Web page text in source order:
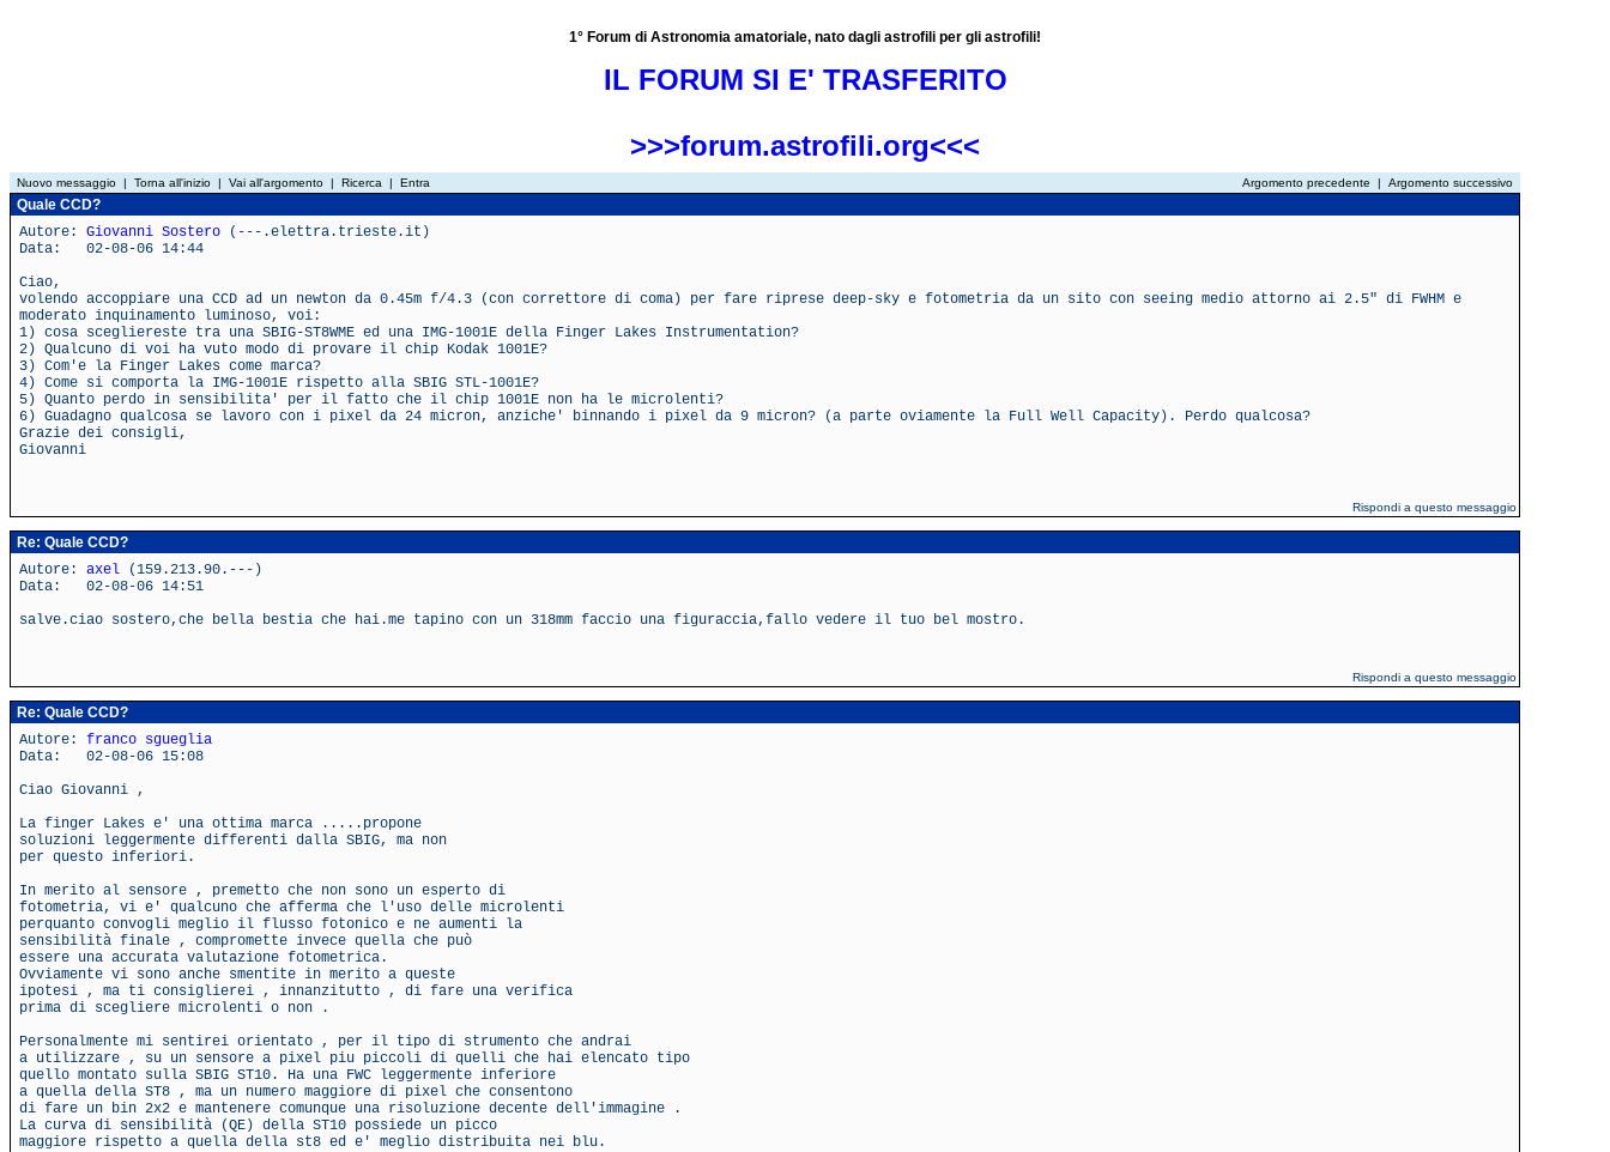
1° Forum di Astronomia amatoriale, nato dagli astrofili per gli astrofili!
IL FORUM SI E' TRASFERITO
>>>forum.astrofili.org<<<
Nuovo messaggio | Torna all'inizio | Vai all'argomento | Ricerca | Entra Argomento precedente | Argomento successivo
Quale CCD?
Autore: Giovanni Sostero (---.elettra.trieste.it)
Data: 02-08-06 14:44
Ciao,
volendo accoppiare una CCD ad un newton da 0.45m f/4.3 (con correttore di coma) per fare riprese deep-sky e fotometria da un sito con seeing medio attorno ai 2.5" di FWHM e
moderato inquinamento luminoso, voi:
1) cosa scegliereste tra una SBIG-ST8WME ed una IMG-1001E della Finger Lakes Instrumentation?
2) Qualcuno di voi ha vuto modo di provare il chip Kodak 1001E?
3) Com'e la Finger Lakes come marca?
4) Come si comporta la IMG-1001E rispetto alla SBIG STL-1001E?
5) Quanto perdo in sensibilita' per il fatto che il chip 1001E non ha le microlenti?
6) Guadagno qualcosa se lavoro con i pixel da 24 micron, anziche' binnando i pixel da 9 micron? (a parte oviamente la Full Well Capacity). Perdo qualcosa?
Grazie dei consigli,
Giovanni
Rispondi a questo messaggio
Re: Quale CCD?
Autore: axel (159.213.90.---)
Data: 02-08-06 14:51
salve.ciao sostero,che bella bestia che hai.me tapino con un 318mm faccio una figuraccia,fallo vedere il tuo bel mostro.
Rispondi a questo messaggio
Re: Quale CCD?
Autore: franco sgueglia
Data: 02-08-06 15:08
Ciao Giovanni ,
La finger Lakes e' una ottima marca .....propone
soluzioni leggermente differenti dalla SBIG, ma non
per questo inferiori.
In merito al sensore , premetto che non sono un esperto di
fotometria, vi e' qualcuno che afferma che l'uso delle microlenti
perquanto convogli meglio il flusso fotonico e ne aumenti la
sensibilità finale , compromette invece quella che può
essere una accurata valutazione fotometrica.
Ovviamente vi sono anche smentite in merito a queste
ipotesi , ma ti consiglierei , innanzitutto , di fare una verifica
prima di scegliere microlenti o non .
Personalmente mi sentirei orientato , per il tipo di strumento che andrai
a utilizzare , su un sensore a pixel piu piccoli di quelli che hai elencato tipo
quello montato sulla SBIG ST10. Ha una FWC leggermente inferiore
a quella della ST8 , ma un numero maggiore di pixel che consentono
di fare un bin 2x2 e mantenere comunque una risoluzione decente dell'immagine .
La curva di sensibilità (QE) della ST10 possiede un picco
maggiore rispetto a quella della st8 ed e' meglio distribuita nei blu.